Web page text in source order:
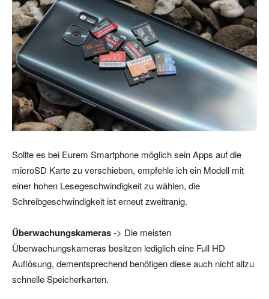
Sollte es bei Eurem Smartphone möglich sein Apps auf die
microSD Karte zu verschieben, empfehle ich ein Modell mit
einer hohen Lesegeschwindigkeit zu wählen, die
Schreibgeschwindigkeit ist erneut zweitranig.
Überwachungskameras-> Die meisten
Überwachungskameras besitzen lediglich eine Full HD
Auflösung, dementsprechend benötigen diese auch nicht allzu
schnelle Speicherkarten.